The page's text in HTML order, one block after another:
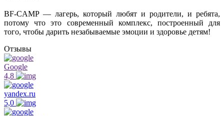
BF-CAMP — лагерь, который любят и родители, и ребята,
потому что это современный комплекс, построенный для
того, чтобы дарить незабываемые эмоции и здоровье детям!
Отзывы
Google
4,8
yandex.ru
5,0